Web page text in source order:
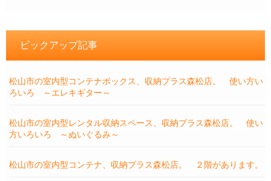
ピックアップ記事
松山市の室内型コンテナボックス、収納プラス森松店。 使い方い
ろいろ ～エレキギター～
松山市の室内型レンタル収納スペース、収納プラス森松店。 使い
方いろいろ ～ぬいぐるみ～
松山市の室内型コンテナ、収納プラス森松店。 ２階があります。